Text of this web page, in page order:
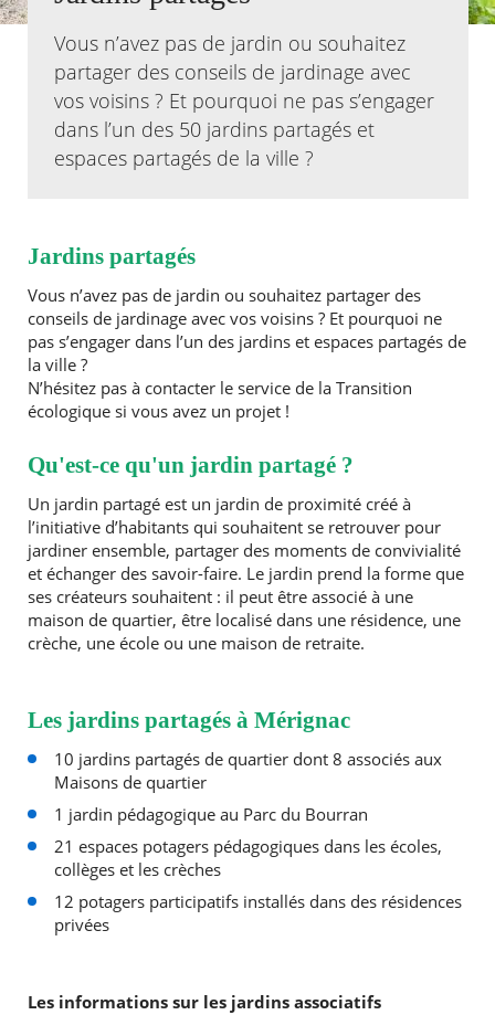
Agenda
Actualités
Kiosque
Espace de services en ligne
RECHERCHER ...
Vous n’avez pas de jardin ou souhaitez
partager des conseils de jardinage avec
vos voisins ? Et pourquoi ne pas s’engager
dans l’un des 50 jardins partagés et
espaces partagés de la ville ?
Jardins partagés
Vous n’avez pas de jardin ou souhaitez partager des
conseils de jardinage avec vos voisins ? Et pourquoi ne
pas s’engager dans l’un des jardins et espaces partagés de
la ville ?
N’hésitez pas à contacter le service de la Transition
écologique si vous avez un projet !
Qu'est-ce qu'un jardin partagé ?
Un jardin partagé est un jardin de proximité créé à
l’initiative d’habitants qui souhaitent se retrouver pour
jardiner ensemble, partager des moments de convivialité
et échanger des savoir-faire. Le jardin prend la forme que
ses créateurs souhaitent : il peut être associé à une
maison de quartier, être localisé dans une résidence, une
crèche, une école ou une maison de retraite.
Les jardins partagés à Mérignac
10 jardins partagés de quartier dont 8 associés aux
Maisons de quartier
1 jardin pédagogique au Parc du Bourran
21 espaces potagers pédagogiques dans les écoles,
collèges et les crèches
12 potagers participatifs installés dans des résidences
privées
Les informations sur les jardins associatifs